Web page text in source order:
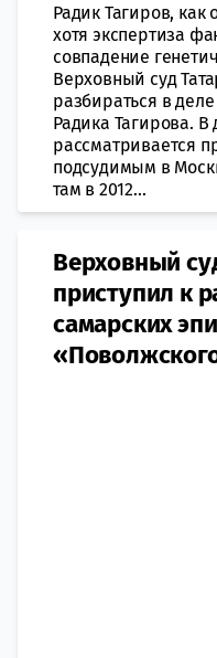
Радик Тагиров, как
хотя экспертиза
совпадение
Верховный суд
разбираться в
Радика Тагирова.
рассматривается
подсудимым в
там в 2012...
Верховный
приступил к
самарских